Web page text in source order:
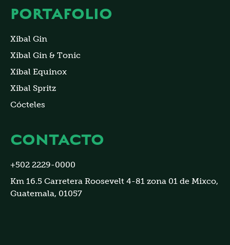
PORTAFOLIO
Xibal Gin
Xibal Gin & Tonic
Xibal Equinox
Xibal Spritz
Cócteles
CONTACTO
+502 2229-0000
Km 16.5 Carretera Roosevelt 4-81 zona 01 de Mixco,
Guatemala, 01057